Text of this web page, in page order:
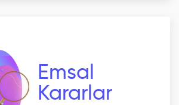
Emsal
Kararlar